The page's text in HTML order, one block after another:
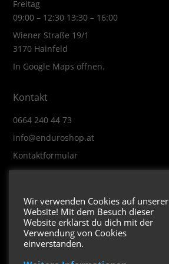
Freitag
09:00 – 12:30 13:30 – 16:00
Wiener Straße 19/1
3170 Hainfeld
In Google Maps öffnen.
Kontakt
0664 240 44 73
info@enduroshop.at
Kontaktformular
Impressum
Datenschutzerklärung
Wir verwenden Cookies auf unserer
Website! Mit dem Besuch dieser
Website erklärst du dich mit der
Verwendung von Cookies
einverstanden.